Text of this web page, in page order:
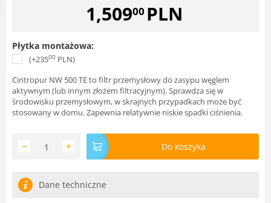
1,50900 PLN
Płytka montażowa:
(+23500 PLN)
Cintropur NW 500 TE to filtr przemysłowy do zasypu węglem
aktywnym (lub innym złożem filtracyjnym). Sprawdza się w
środowisku przemysłowym, w skrajnych przypadkach może być
stosowany w domu. Zapewnia relatywnie niskie spadki ciśnienia.
+
− Do koszyka
Dane techniczne